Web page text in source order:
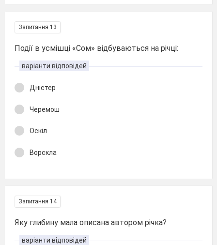
Запитання 13
Події в усмішці «Сом» відбуваються на річці:
варіанти відповідей
Дністер
Черемош
Оскіл
Ворскла
Запитання 14
Яку глибину мала описана автором річка?
варіанти відповідей